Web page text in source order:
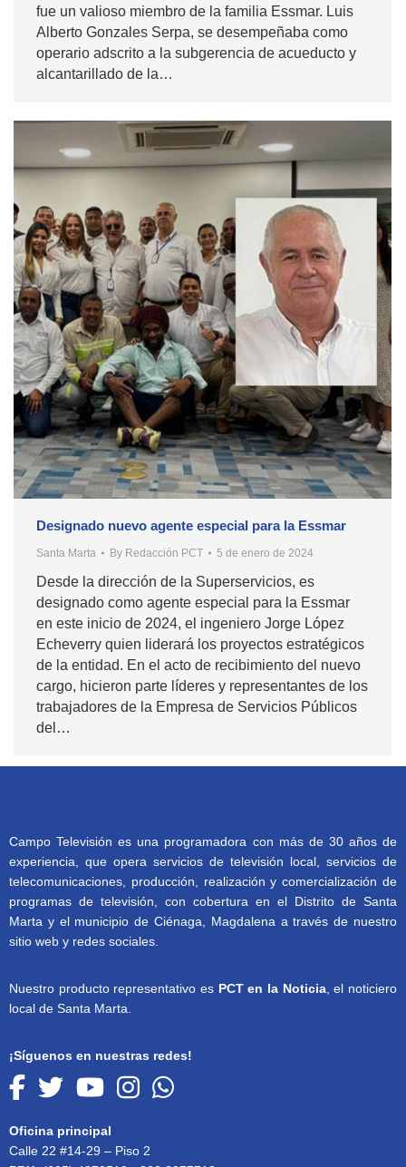
fue un valioso miembro de la familia Essmar. Luis
Alberto Gonzales Serpa, se desempeñaba como
operario adscrito a la subgerencia de acueducto y
alcantarillado de la…
Designado nuevo agente especial para la Essmar
Santa Marta By Redacción PCT 5 de enero de 2024
Desde la dirección de la Superservicios, es
designado como agente especial para la Essmar
en este inicio de 2024, el ingeniero Jorge López
Echeverry quien liderará los proyectos estratégicos
de la entidad. En el acto de recibimiento del nuevo
cargo, hicieron parte líderes y representantes de los
trabajadores de la Empresa de Servicios Públicos
del…
Campo Televisión es una programadora con más de 30 años de
experiencia, que opera servicios de televisión local, servicios de
telecomunicaciones, producción, realización y comercialización de
programas de televisión, con cobertura en el Distrito de Santa
Marta y el municipio de Ciénaga, Magdalena a través de nuestro
sitio web y redes sociales.
Nuestro producto representativo es PCT en la Noticia, el noticiero
local de Santa Marta.
¡Síguenos en nuestras redes!
Oficina principal
Calle 22 #14-29 – Piso 2